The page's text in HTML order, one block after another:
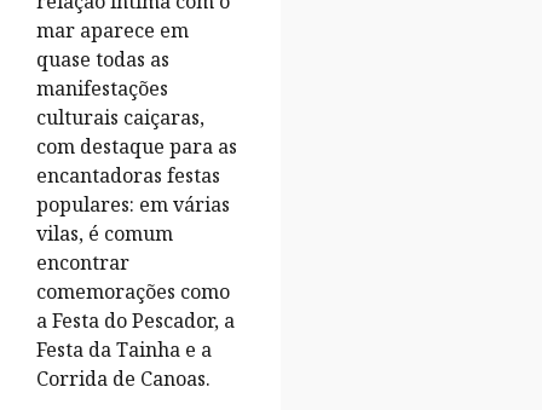
mar aparece em
quase todas as
manifestações
culturais caiçaras,
com destaque para as
encantadoras festas
populares: em várias
vilas, é comum
encontrar
comemorações como
a Festa do Pescador, a
Festa da Tainha e a
Corrida de Canoas.